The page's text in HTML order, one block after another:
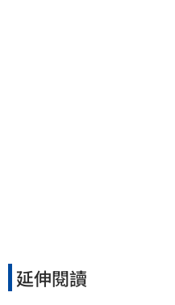
延伸閱讀